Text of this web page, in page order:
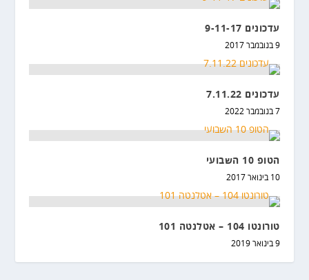
עדכונים 9-11-17
9 בנובמבר 2017
עדכונים 7.11.22
7 בנובמבר 2022
הטופ 10 השבועי
10 בינואר 2017
טורונטו 104 – אטלנטה 101
9 בינואר 2019